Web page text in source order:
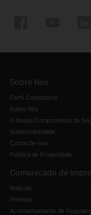
Sobre Nós
Perfil Corporativo
Sobre Nós
O Nosso Compromisso de
Sustentabilidade
Contacte-nos
Política de Privacidade
Comunicado de
Notícias
Prémios
Aconselhamento de